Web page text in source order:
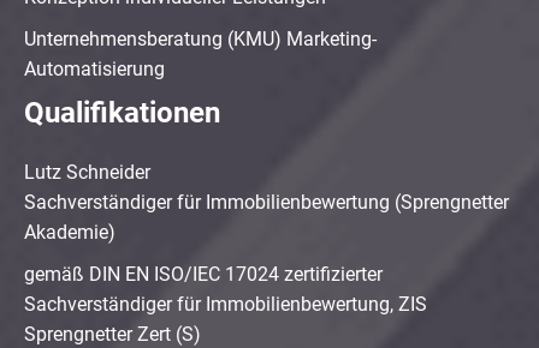
Unternehmensberatung (KMU) Marketing-
Automatisierung
Qualifikationen
Lutz Schneider
Sachverständiger für Immobilienbewertung (Sprengnetter
Akademie)
gemäß DIN EN ISO/IEC 17024 zertifizierter
Sachverständiger für Immobilienbewertung, ZIS
Sprengnetter Zert (S)